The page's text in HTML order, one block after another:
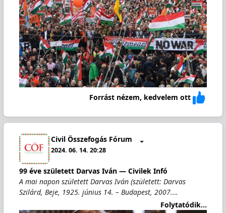
Forrást nézem, kedvelem ott
Civil Összefogás Fórum
2024. 06. 14. 20:28
99 éve született Darvas Iván — Civilek Infó
A mai napon született Darvas Iván (született: Darvas
Szilárd, Beje, 1925. június 14. – Budapest, 2007.…
Folytatódik...